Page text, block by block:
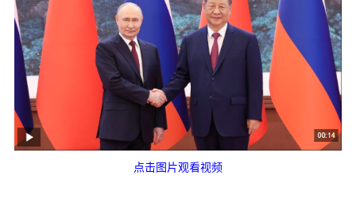
点击图片观看视频